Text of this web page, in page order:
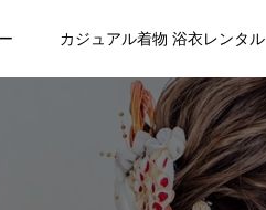
カジュアル着物 浴衣レンタル